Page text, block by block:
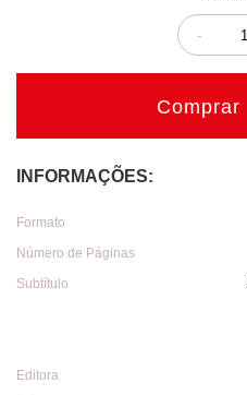
-
Comprar
INFORMAÇÕES:
Formato
Número de Páginas
Subtítulo
Editora